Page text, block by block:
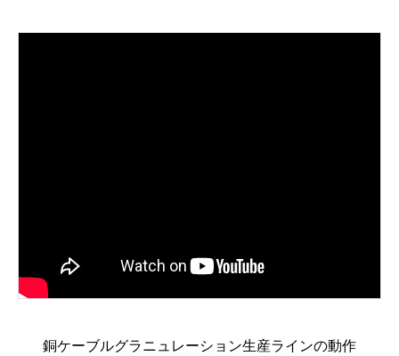
銅ケーブルグラニュレーション生産ラインの動作